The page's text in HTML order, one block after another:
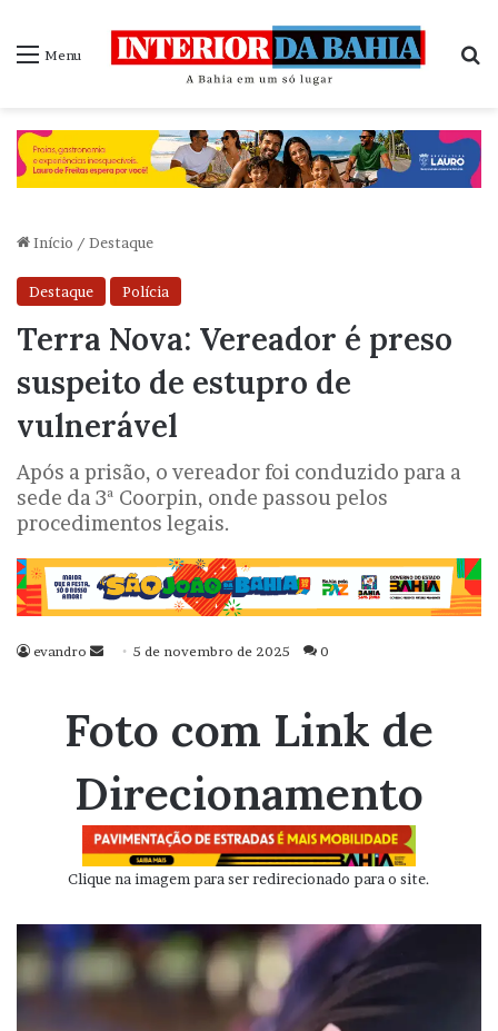
Menu
Início / Destaque
Destaque Polícia
Terra Nova: Vereador é preso
suspeito de estupro de
vulnerável
Após a prisão, o vereador foi conduzido para a
sede da 3ª Coorpin, onde passou pelos
procedimentos legais.
evandro
Mande
mail
5 de novembro de 2025 0
Foto com Link de
Direcionamento
Clique na imagem para ser redirecionado para o site.